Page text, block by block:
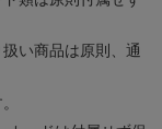
い商品は原則、通